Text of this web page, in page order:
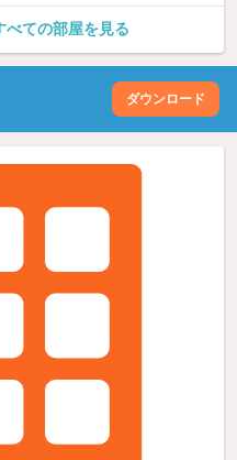
べての部屋を見る
ダウンロード